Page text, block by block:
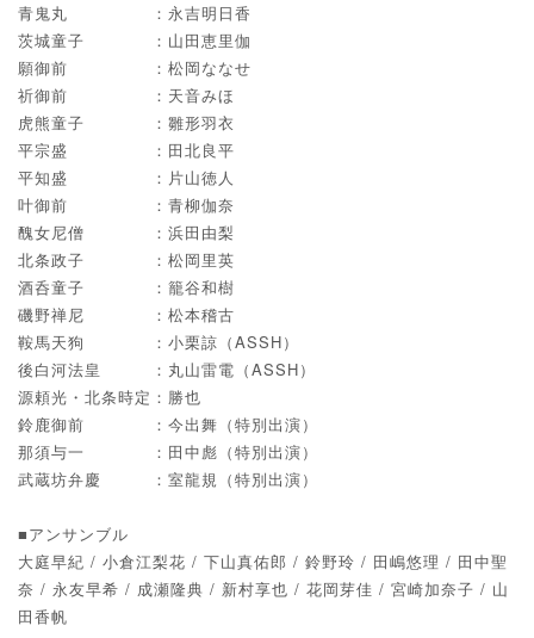
青鬼丸 ：永吉明日香
茨城童子 ：山田恵里伽
願御前 ：松岡ななせ
祈御前 ：天音みほ
虎熊童子 ：雛形羽衣
平宗盛 ：田北良平
平知盛 ：片山徳人
叶御前 ：青柳伽奈
醜女尼僧 ：浜田由梨
北条政子 ：松岡里英
酒呑童子 ：籠谷和樹
磯野禅尼 ：松本稽古
鞍馬天狗 ：小栗諒（ASSH）
後白河法皇 ：丸山雷電（ASSH）
源頼光・北条時定：勝也
鈴鹿御前 ：今出舞（特別出演）
那須与一 ：田中彪（特別出演）
武蔵坊弁慶 ：室龍規（特別出演）
■アンサンブル
大庭早紀 / 小倉江梨花 / 下山真佑郎 / 鈴野玲 / 田嶋悠理 / 田中聖
奈 / 永友早希 / 成瀬隆典 / 新村享也 / 花岡芽佳 / 宮崎加奈子 / 山
田香帆